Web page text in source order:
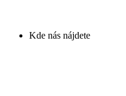
Kde nás nájdete